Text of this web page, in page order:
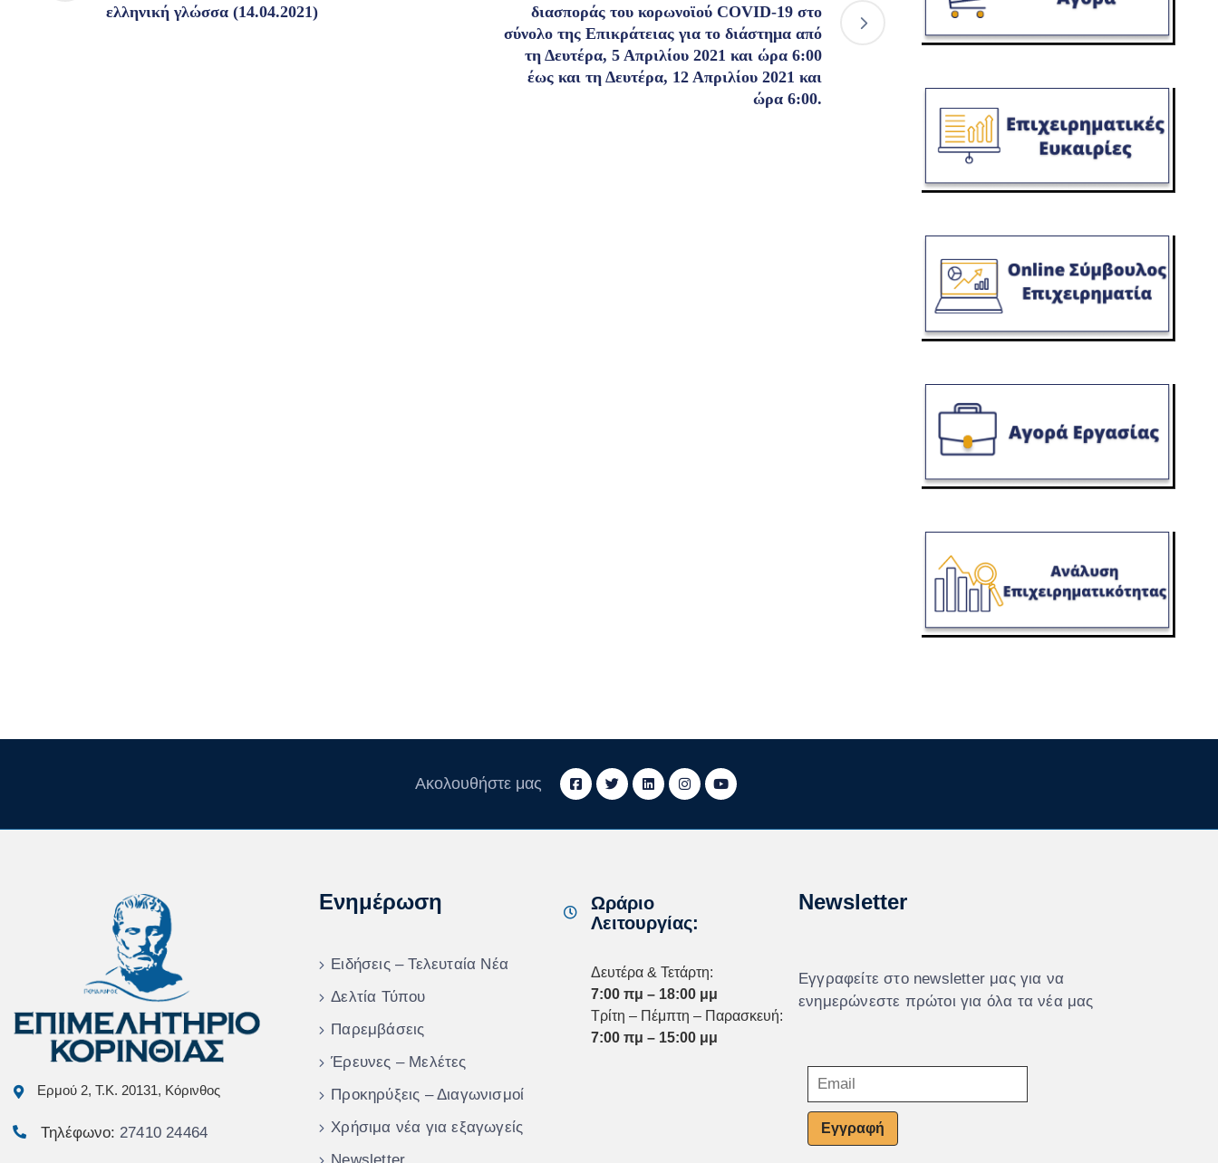
ελληνική γλώσσα (14.04.2021)
διασποράς του κορωνοϊού COVID-19 στο
σύνολο της Επικράτειας για το διάστημα από
τη Δευτέρα, 5 Απριλίου 2021 και ώρα 6:00
έως και τη Δευτέρα, 12 Απριλίου 2021 και
ώρα 6:00.
Ακολουθήστε μας
Ερμού 2, Τ.Κ. 20131, Κόρινθος
Τηλέφωνο: 27410 24464
Ενημέρωση
Ειδήσεις – Τελευταία Νέα
Δελτία Τύπου
Παρεμβάσεις
Έρευνες – Μελέτες
Προκηρύξεις – Διαγωνισμοί
Χρήσιμα νέα για εξαγωγείς
Ωράριο
Λειτουργίας:
Δευτέρα & Τετάρτη:
7:00 πμ – 18:00 μμ
Τρίτη – Πέμπτη – Παρασκευή:
7:00 πμ – 15:00 μμ
Newsletter
Εγγραφείτε στο newsletter μας για να
ενημερώνεστε πρώτοι για όλα τα νέα μας
Εγγραφή